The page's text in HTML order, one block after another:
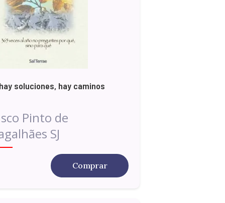
soluciones, hay caminos
Pinto de
SJ
Comprar